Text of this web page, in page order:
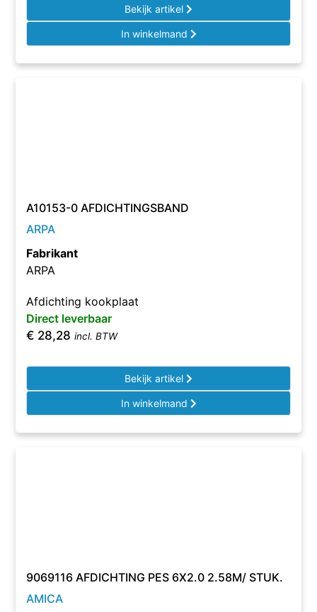
Bekijk artikel
In winkelmand
A10153-0 AFDICHTINGSBAND
ARPA
Fabrikant
ARPA
Afdichting kookplaat
Direct leverbaar
€ 28,28 incl. BTW
Bekijk artikel
In winkelmand
9069116 AFDICHTING PES 6X2.0 2.58M/ STUK.
AMICA